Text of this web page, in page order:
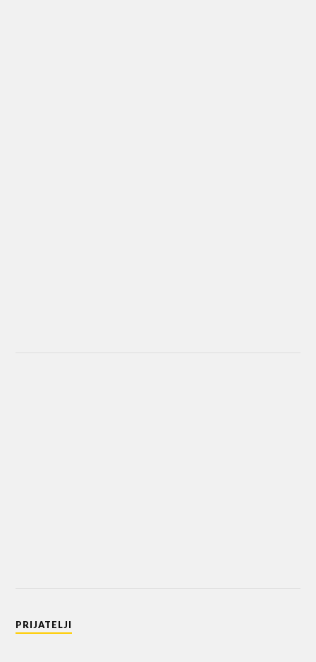
PRIJATELJI